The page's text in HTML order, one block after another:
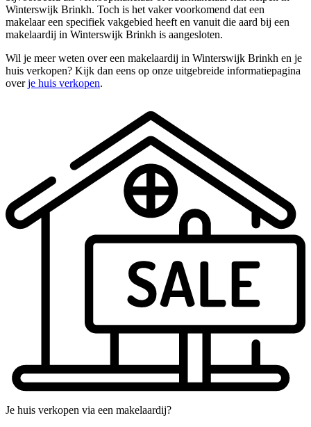
Winterswijk Brinkh. Toch is het vaker voorkomend dat een
makelaar een specifiek vakgebied heeft en vanuit die aard bij een
makelaardij in Winterswijk Brinkh is aangesloten.
Wil je meer weten over een makelaardij in Winterswijk Brinkh en je
huis verkopen? Kijk dan eens op onze uitgebreide informatiepagina
overje huis verkopen.
Je huis verkopen via een makelaardij?